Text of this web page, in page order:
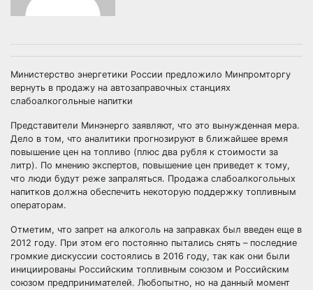
Министерство энергетики России предложило Минпромторгу
вернуть в продажу на автозаправочных станциях
слабоалкогольные напитки
Представители Минэнерго заявляют, что это вынужденная мера.
Дело в том, что аналитики прогнозируют в ближайшее время
повышение цен на топливо (плюс два рубля к стоимости за
литр). По мнению экспертов, повышение цен приведет к тому,
что люди будут реже запраляться. Продажа слабоалкогольных
напитков должна обеспечить некоторую поддержку топливным
операторам.
Отметим, что запрет на алкоголь на заправках был введен еще в
2012 году. При этом его постоянно пытались снять – последние
громкие дискуссии состоялись в 2016 году, так как они были
инициированы Российским топливным союзом и Российским
союзом предпринимателей. Любопытно, но на данный момент